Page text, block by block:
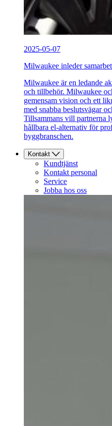
2025-05-07
Milwaukee inleder
Milwaukee är en ledande
och tillbehör. Milwaukee
gemensam vision och ett
med snabba beslutsvägar
Tillsammans vill partnerna
hållbara el-alternativ för
byggbranschen.
Kontakt
Kundtjänst
Kontakt personal
Service
Jobba hos oss